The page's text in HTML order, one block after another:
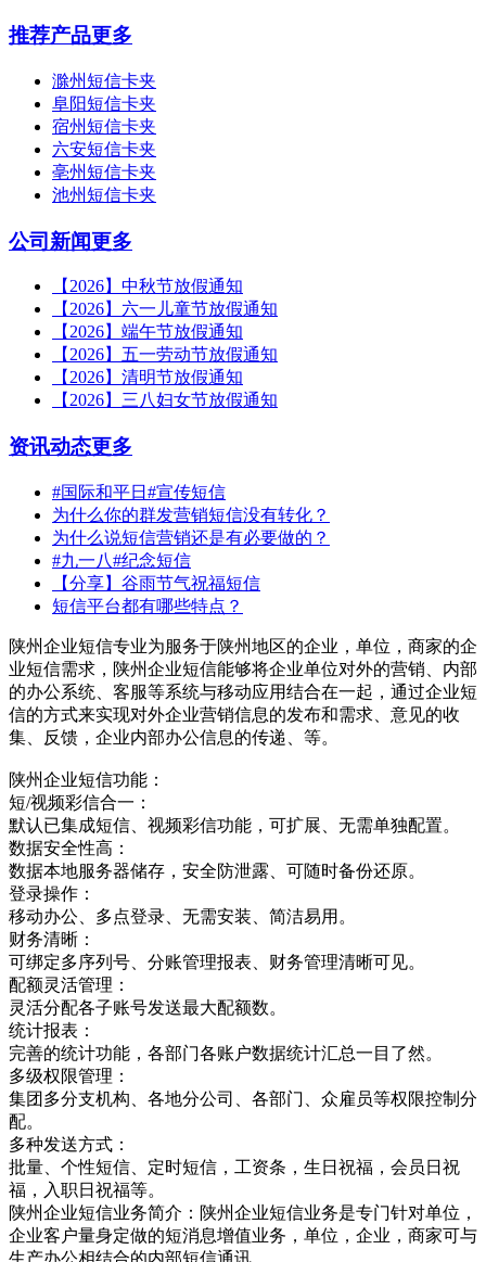
推荐产品更多
滁州短信卡夹
阜阳短信卡夹
宿州短信卡夹
六安短信卡夹
亳州短信卡夹
池州短信卡夹
公司新闻更多
【2026】中秋节放假通知
【2026】六一儿童节放假通知
【2026】端午节放假通知
【2026】五一劳动节放假通知
【2026】清明节放假通知
【2026】三八妇女节放假通知
资讯动态更多
#国际和平日#宣传短信
为什么你的群发营销短信没有转化？
为什么说短信营销还是有必要做的？
#九一八#纪念短信
【分享】谷雨节气祝福短信
短信平台都有哪些特点？
陕州企业短信专业为服务于陕州地区的企业，单位，商家的企
业短信需求，陕州企业短信能够将企业单位对外的营销、内部
的办公系统、客服等系统与移动应用结合在一起，通过企业短
信的方式来实现对外企业营销信息的发布和需求、意见的收
集、反馈，企业内部办公信息的传递、等。
陕州企业短信功能：
短/视频彩信合一：
默认已集成短信、视频彩信功能，可扩展、无需单独配置。
数据安全性高：
数据本地服务器储存，安全防泄露、可随时备份还原。
登录操作：
移动办公、多点登录、无需安装、简洁易用。
财务清晰：
可绑定多序列号、分账管理报表、财务管理清晰可见。
配额灵活管理：
灵活分配各子账号发送最大配额数。
统计报表：
完善的统计功能，各部门各账户数据统计汇总一目了然。
多级权限管理：
集团多分支机构、各地分公司、各部门、众雇员等权限控制分
配。
多种发送方式：
批量、个性短信、定时短信，工资条，生日祝福，会员日祝
福，入职日祝福等。
陕州企业短信业务简介：陕州企业短信业务是专门针对单位，
企业客户量身定做的短消息增值业务，单位，企业，商家可与
生产办公相结合的内部短信通讯，